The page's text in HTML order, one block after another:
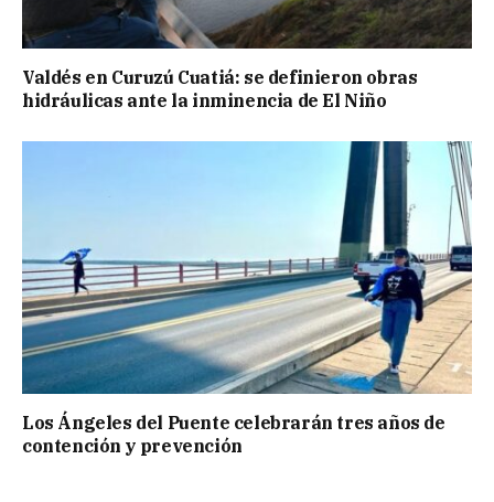
Valdés en Curuzú Cuatiá: se definieron obras
hidráulicas ante la inminencia de El Niño
Los Ángeles del Puente celebrarán tres años de
contención y prevención